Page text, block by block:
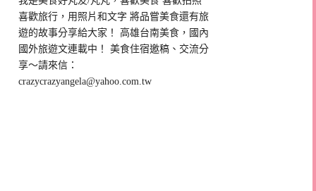
喜歡旅行，用照片和文字 將品嘗美食還有旅
遊的故事分享給大家！ 高雄台南美食，國內
國外旅遊文連載中！ 美食住宿邀稿、交流分
享～請來信：
crazycrazyangela@yahoo.com.tw